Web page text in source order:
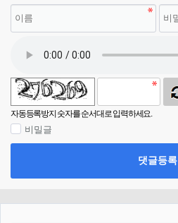
자동등록방지 숫자를 순서대로 입력하세요.
비밀글
댓글등록